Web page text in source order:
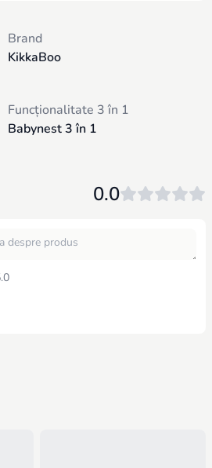
separată a produsului ca pernă de
respirabil;
poliester moale 100%;
rezistentă la praf, potrivită pentru
cm.
Brand
KikkaBoo
Funcționalitate 3 în 1
Babynest 3 în 1
0.0